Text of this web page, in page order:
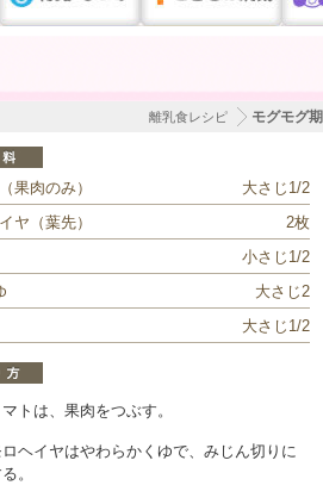
モグモグ期
離乳食レシピ
果肉のみ）
大さじ1/2
ヤ（葉先）
2枚
小さじ1/2
大さじ2
大さじ1/2
マトは、果肉をつぶす。
ロヘイヤはやわらかくゆで、みじん切りに
。